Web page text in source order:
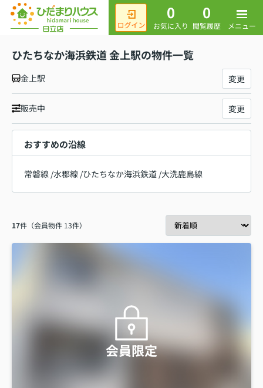
0
お気に入り
0
閲覧履歴 メニュー
ひたちなか海浜鉄道 金上駅の物件一覧
金上駅 変更
販売中 変更
おすすめの沿線
常磐線 /水郡線 /ひたちなか海浜鉄道 /大洗鹿島線
17件（会員物件 13件）
会員限定